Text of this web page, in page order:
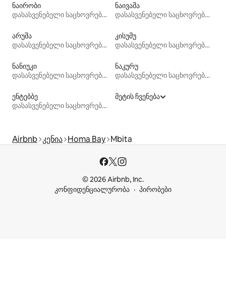
ნაირობი
დასასვენებელი საცხოვრებლები
ნაივაშა
დასასვენებელი საცხოვრებლები
არუშა
დასასვენებელი საცხოვრებლები
კისუმუ
დასასვენებელი საცხოვრებლები
ნანიუკი
დასასვენებელი საცხოვრებლები
ნაკურუ
დასასვენებელი საცხოვრებლები
ენტებბე
დასასვენებელი საცხოვრებლები
მეტის ჩვენება
Airbnb კენია Homa Bay Mbita
© 2026 Airbnb, Inc.
კონფიდენციალურობა
პირობები